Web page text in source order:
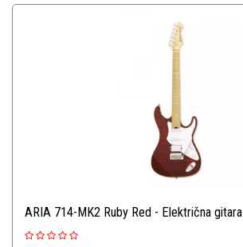
ARIA 714-MK2 Ruby Red - Električna gitara